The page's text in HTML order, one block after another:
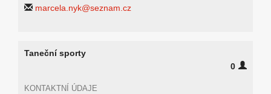
marcela.nyk@seznam.cz
Taneční sporty
0
KONTAKTNÍ ÚDAJE